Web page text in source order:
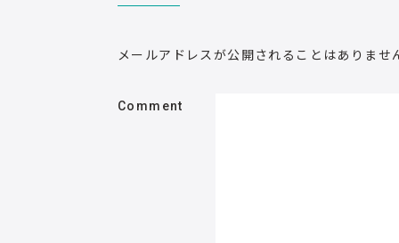
メールアドレスが公開されることはありませ
Comment